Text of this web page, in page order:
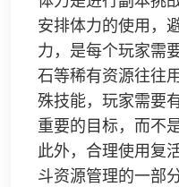
安排体力的使用，
力，是每个玩家需
石等稀有资源往往
殊技能，玩家需要
重要的目标，而不
此外，合理使用复
斗资源管理的一部